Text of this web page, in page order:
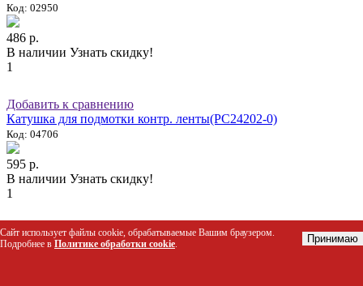
Код: 02950
486 р.
В наличии Узнать скидку!
1
Добавить к сравнению
Катушка для подмотки контр. ленты(РС24202-0)
Код: 04706
595 р.
В наличии Узнать скидку!
1
Добавить к сравнению
Комплект зубчатых колес к принтеру 289 (Штрих-ФР)
Сайт использует файлы cookie, обрабатываемые Вашим браузером.
Подробнее в Политике обработки cookie. Принимаю